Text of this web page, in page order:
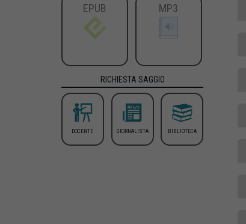
EPUB MP3
RICHIESTA SAGGIO
DOCENTE GIORNALISTA BIBLIOTECA